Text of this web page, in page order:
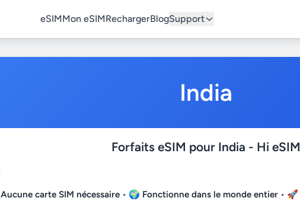
eSIMMon eSIMRechargerBlogSupport
India
Forfaits eSIM pour India - Hi eSIM
Aucune carte SIM nécessaire • 🌍 Fonctionne dans le monde entier • 🚀